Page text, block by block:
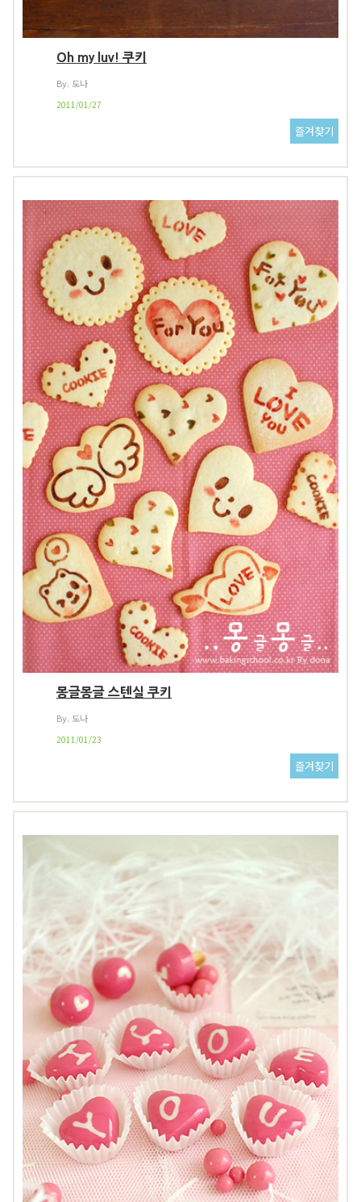
Oh my luv! 쿠키
By. 도나
2011/01/27
몽글몽글 스텐실 쿠키
By. 도나
2011/01/23